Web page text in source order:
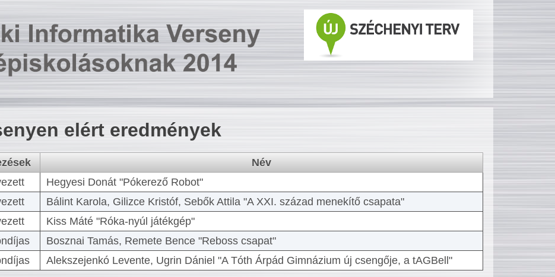
elért eredmények
Név
Hegyesi Donát "Pókerező Robot"
Bálint Karola, Gilizce Kristóf, Sebők Attila "A XXI. század menekítő csapata"
Kiss Máté "Róka-nyúl játékgép"
Bosznai Tamás, Remete Bence "Reboss csapat"
Alekszejenkó Levente, Ugrin Dániel "A Tóth Árpád Gimnázium új csengője, a tAGBell"